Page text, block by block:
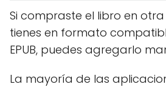
Si compraste el libro en
tienes en formato
EPUB, puedes agregarlo
La mayoría de las